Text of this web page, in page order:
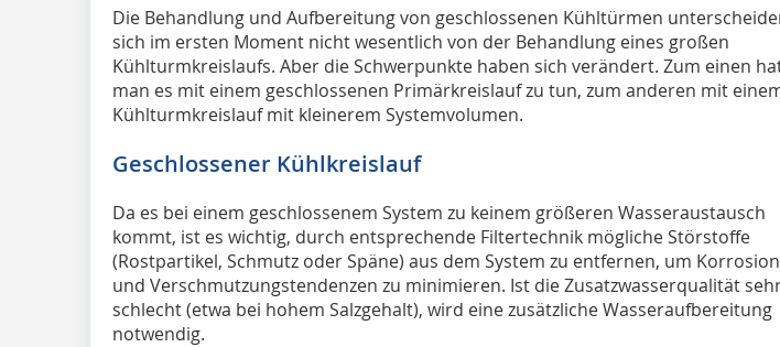
Die Behandlung und Aufbereitung von geschlossenen Kühltürmen
sich im ersten Moment nicht wesentlich von der Behandlung eines großen
Kühlturmkreislaufs. Aber die Schwerpunkte haben sich verändert. Zum einen
man es mit einem geschlossenen Primärkreislauf zu tun, zum anderen mit
Kühlturmkreislauf mit kleinerem Systemvolumen.
Geschlossener Kühlkreislauf
Da es bei einem geschlossenem System zu keinem größeren Wasseraustausch
kommt, ist es wichtig, durch entsprechende Filtertechnik mögliche Störstoffe
(Rostpartikel, Schmutz oder Späne) aus dem System zu entfernen, um
und Verschmutzungstendenzen zu minimieren. Ist die Zusatzwasserqualität
schlecht (etwa bei hohem Salzgehalt), wird eine zusätzliche Wasseraufbereitung
notwendig.